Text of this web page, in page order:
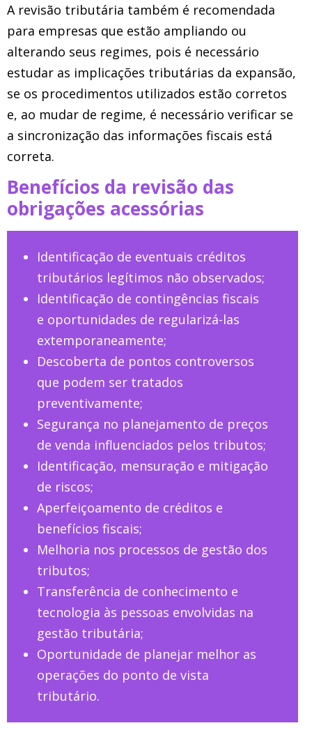
A revisão tributária também é recomendada
para empresas que estão ampliando ou
alterando seus regimes, pois é necessário
estudar as implicações tributárias da expansão,
se os procedimentos utilizados estão corretos
e, ao mudar de regime, é necessário verificar se
a sincronização das informações fiscais está
correta.
Benefícios da revisão das
obrigações acessórias
Identificação de eventuais créditos
tributários legítimos não observados;
Identificação de contingências fiscais
e oportunidades de regularizá-las
extemporaneamente;
Descoberta de pontos controversos
que podem ser tratados
preventivamente;
Segurança no planejamento de preços
de venda influenciados pelos tributos;
Identificação, mensuração e mitigação
de riscos;
Aperfeiçoamento de créditos e
benefícios fiscais;
Melhoria nos processos de gestão dos
tributos;
Transferência de conhecimento e
tecnologia às pessoas envolvidas na
gestão tributária;
Oportunidade de planejar melhor as
operações do ponto de vista
tributário.